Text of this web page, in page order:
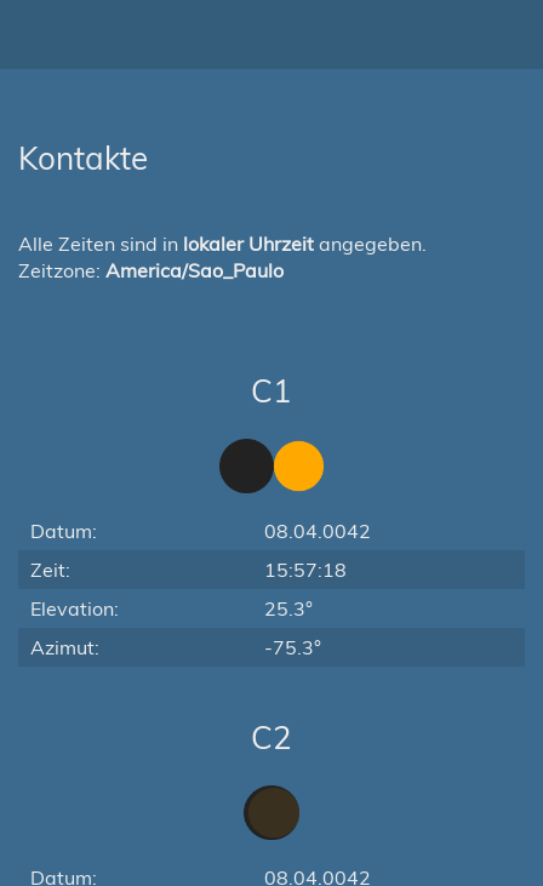
Kontakte
Alle Zeiten sind in lokaler Uhrzeit angegeben.
Zeitzone: America/Sao_Paulo
C1
Datum:
08.04.0042
Zeit:
15:57:18
Elevation:
25.3°
Azimut:
-75.3°
C2
Datum: 08.04.0042